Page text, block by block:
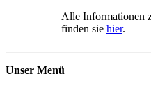
Alle Informationen
finden sie hier.
Unser Menü